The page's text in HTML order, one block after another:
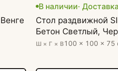
В наличии·
Стол раздвижной
Бетон Светлый,
Ш × Г × В100 × 100 × 75